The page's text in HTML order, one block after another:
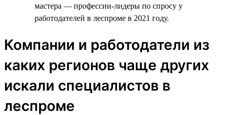
мастера — профессии-лидеры по спросу у
работодателей в леспроме в 2021 году.
Компании и работодатели из
каких регионов чаще других
искали специалистов в
леспроме